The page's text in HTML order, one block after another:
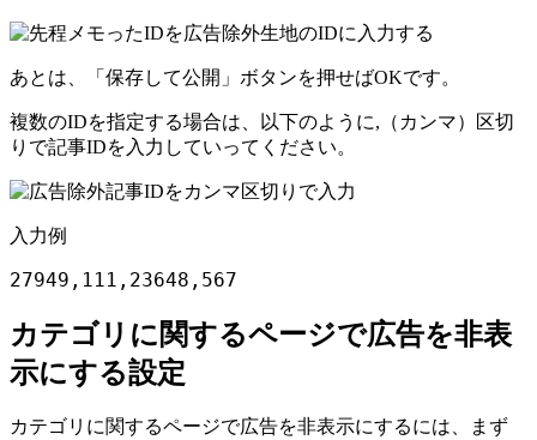
あとは、「保存して公開」ボタンを押せばOKです。
複数のIDを指定する場合は、以下のように,（カンマ）区切
りで記事IDを入力していってください。
入力例
27949,111,23648,567
カテゴリに関するページで広告を非表
示にする設定
カテゴリに関するページで広告を非表示にするには、まず